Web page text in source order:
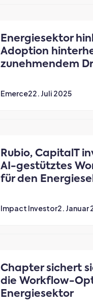
Energiesektor
Adoption
zunehmendem
Emerce22. Juli 2025
Rubio, CapitalT
AI-gestütztes
für den
Impact Investor2. Januar
Chapter sichert
die Workflow-
Energiesektor